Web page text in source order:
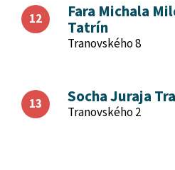
Fara Michala
Tatrín
Tranovského 8
Socha Juraja
Tranovského 2